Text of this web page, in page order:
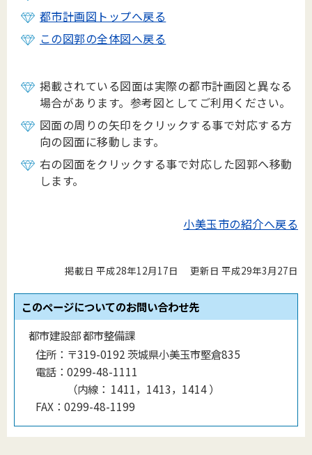
都市計画図トップへ戻る
この図郭の全体図へ戻る
掲載されている図面は実際の都市計画図と異なる
場合があります。参考図としてご利用ください。
図面の周りの矢印をクリックする事で対応する方
向の図面に移動します。
右の図面をクリックする事で対応した図郭へ移動
します。
小美玉市の紹介へ戻る
掲載日 平成28年12月17日 更新日 平成29年3月27日
このページについてのお問い合わせ先
都市建設部 都市整備課
住所： 〒319-0192 茨城県小美玉市堅倉835
電話： 0299-48-1111
（内線 ： 1411，1413，1414）
FAX： 0299-48-1199